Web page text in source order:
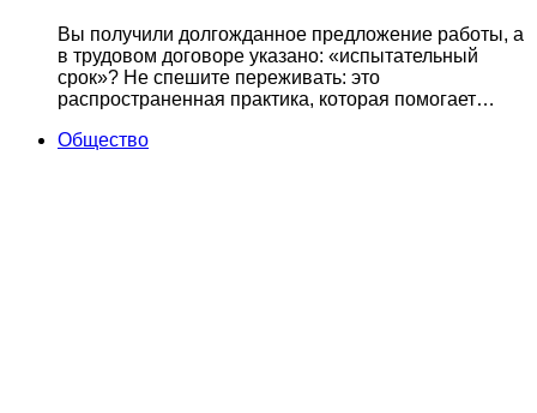
Вы получили долгожданное предложение работы, а
в трудовом договоре указано: «испытательный
срок»? Не спешите переживать: это
распространенная практика, которая помогает…
Общество